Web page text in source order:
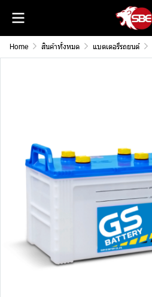
Home สินค้าทั้งหมด แบตเตอรี่รถยนต์